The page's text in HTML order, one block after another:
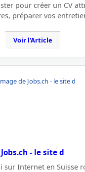
pour créer un CV
préparer vos
Voir l'Article
Jobs.ch - le site d
sur Internet en Suisse